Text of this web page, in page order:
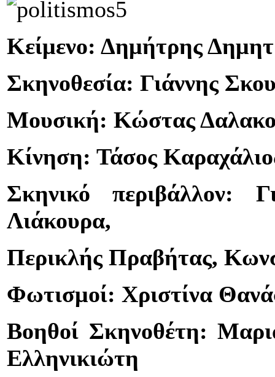
Κείμενο: Δημήτρης
Σκηνοθεσία: Γιάννης
Μουσική: Κώστας
Κίνηση: Τάσος
Σκηνικό περιβάλλον:
Λιάκουρα,
Περικλής Πραβήτας,
Φωτισμοί: Χριστίνα
Βοηθοί Σκηνοθέτη:
Ελληνικιώτη